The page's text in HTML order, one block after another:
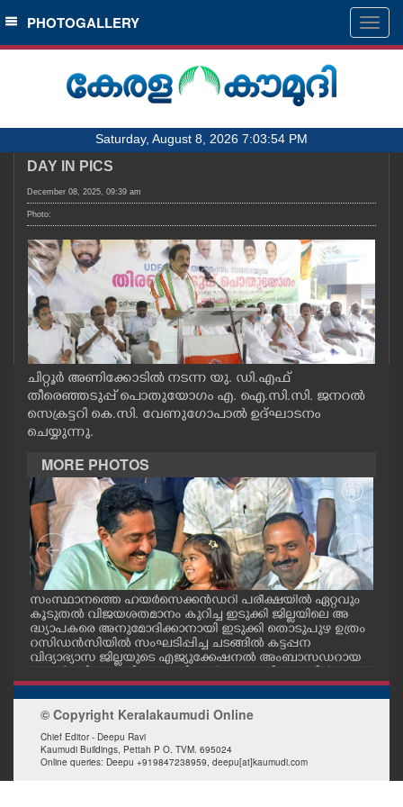
SECTIONS
HOME
NOTIFIED NEWS
KERALA
LOCAL
OBITUARY
NEWS 360
CASE DIARY
CINEMA
OPINION
PHOTOS
LIFESTYLE
SPIRITUAL
INFO+
PHOTOGALLERY
Saturday, August 8, 2026 7:03:54 PM
DAY IN PICS
December 08, 2025, 09:39 am
Photo:
ചിറ്റൂർ അണിക്കോടിൽ നടന്ന യു. ഡി.എഫ്
തീരെഞ്ഞടുപ്പ് പൊതുയോഗം എ. ഐ.സി.സി. ജനറൽ
സെക്രട്ടറി കെ.സി. വേണുഗോപാൽ ഉദ്ഘാടനം
ചെയ്യുന്നു.
MORE PHOTOS
സംസ്ഥാനത്തെ ഹയർസെക്കൻഡറി പരീക്ഷയിൽ ഏറ്റവും
കൂടുതൽ വിജയശതമാനം കുറിച്ച ഇടുക്കി ജില്ലയിലെ അ
ദ്ധ്യാപകരെ അനുമോദിക്കാനായി ഇടുക്കി തൊടുപുഴ ഉത്രം
റസിഡൻസിയിൽ സംഘടിപ്പിച്ച ചടങ്ങിൽ കട്ടപ്പന
വിദ്യാഭ്യാസ ജില്ലയുടെ എജ്യുക്കേഷനൽ അംബാസഡറായ
കുര്യാക്കോസ് എം.പിയും അഭിനന്ദിച്ചപ്പോൾ. ശാരീരിക പ
രിമിതികളെ അതിജീവിച്ച് പ്ലസ്ടു പരീക്ഷയിൽ എല്ലാ വിഷയ
ങ്ങൾക്കും എ പ്ലസ് നേടിയതോടെയാണ് എസ്തർ ശ്രദ്ധേയ
യായത്. ഈ നേട്ടം മറ്റുള്ളവർക്കും പ്രചോദനമാവുമെന്ന
തിലാണ് എസ്തറിനെ വിദ്യാഭ്യാസ വകുപ്പ് എജ്യുക്കേഷനൽ
അംബാസിഡറാക്കാൻ തീരുമാനിച്ചത്.
© Copyright Keralakaumudi Online
Chief Editor - Deepu Ravi
Kaumudi Buildings, Pettah P O. TVM. 695024
Online queries: Deepu +919847238959, deepu[at]kaumudi.com